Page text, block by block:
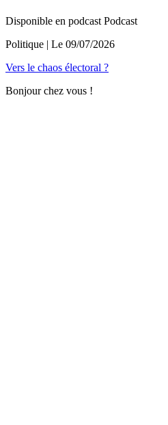
Disponible en podcast Podcast
Politique | Le 09/07/2026
Vers le chaos électoral ?
Bonjour chez vous !